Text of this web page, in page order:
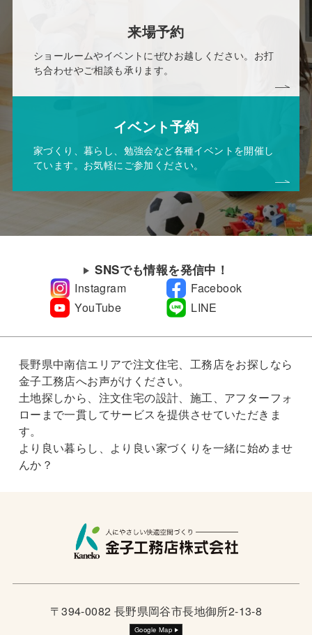
来場予約
ショールームやイベントにぜひお越しください。お打
ち合わせやご相談も承ります。
イベント予約
家づくり、暮らし、勉強会など各種イベントを開催し
ています。お気軽にご参加ください。
SNSでも情報を発信中！
Instagram
Facebook
YouTube
LINE
長野県中南信エリアで注文住宅、工務店をお探しなら
金子工務店へお声がけください。
土地探しから、注文住宅の設計、施工、アフターフォ
ローまで一貫してサービスを提供させていただきま
す。
より良い暮らし、より良い家づくりを一緒に始めませ
んか？
〒394-0082 長野県岡谷市長地御所2-13-8
Google Map